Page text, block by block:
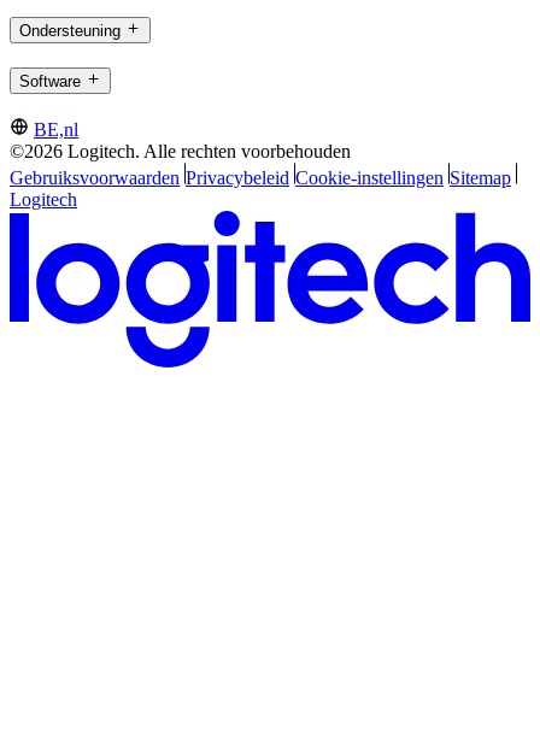
Ondersteuning
Software
BE,nl
©2026 Logitech. Alle rechten voorbehouden
Gebruiksvoorwaarden Privacybeleid Cookie-instellingen Sitemap
Logitech